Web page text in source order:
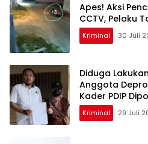
Apes! Aksi
CCTV, Pelaku
Kriminal 30 Juli
Diduga
Anggota
Kader PDIP
Kriminal 29 Juli